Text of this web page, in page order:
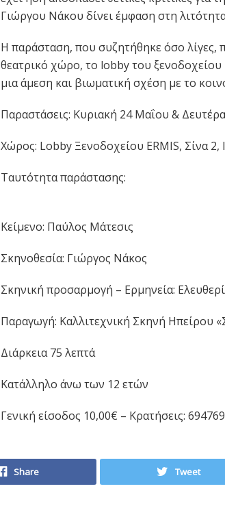
Γιώργου Νάκου δίνει έμφαση στη
Η παράσταση, που συζητήθηκε όσο λίγες,
θεατρικό χώρο, το lobby του ξενοδοχείου
μια άμεση και βιωματική σχέση με το
Παραστάσεις: Κυριακή 24 Μαΐου &
Χώρος: Lobby Ξενοδοχείου ERMIS, Σίνα 2,
Ταυτότητα παράστασης:
Κείμενο: Παύλος Μάτεσις
Σκηνοθεσία: Γιώργος Νάκος
Σκηνική προσαρμογή – Ερμηνεία:
Παραγωγή: Καλλιτεχνική Σκηνή Ηπείρου
Διάρκεια 75 λεπτά
Κατάλληλο άνω των 12 ετών
Γενική είσοδος 10,00€ – Κρατήσεις:
Share Tweet